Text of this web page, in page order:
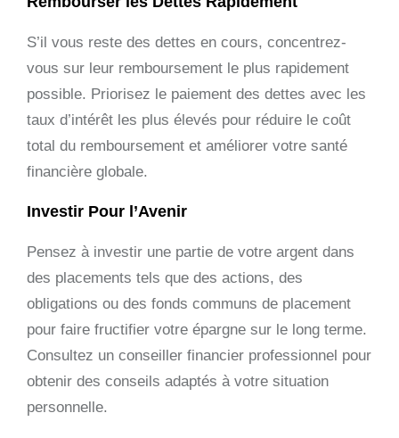
S’il vous reste des dettes en cours, concentrez-
vous sur leur remboursement le plus rapidement
possible. Priorisez le paiement des dettes avec les
taux d’intérêt les plus élevés pour réduire le coût
total du remboursement et améliorer votre santé
financière globale.
Investir Pour l’Avenir
Pensez à investir une partie de votre argent dans
des placements tels que des actions, des
obligations ou des fonds communs de placement
pour faire fructifier votre épargne sur le long terme.
Consultez un conseiller financier professionnel pour
obtenir des conseils adaptés à votre situation
personnelle.